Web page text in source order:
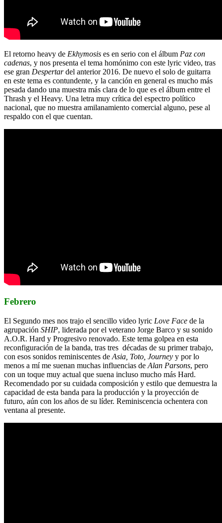
El retorno heavy de Ekhymosis es en serio con el álbum Paz con
cadenas, y nos presenta el tema homónimo con este lyric video, tras
ese gran Despertardel anterior 2016. De nuevo el solo de guitarra
en este tema es contundente, y la canción en general es mucho más
pesada dando una muestra más clara de lo que es el álbum entre el
Thrash y el Heavy. Una letra muy crítica del espectro político
nacional, que no muestra amilanamiento comercial alguno, pese al
respaldo con el que cuentan.
Febrero
El Segundo mes nos trajo el sencillo video lyric Love Face de la
agrupación SHIP, liderada por el veterano Jorge Barco y su sonido
A.O.R. Hard y Progresivo renovado. Este tema golpea en esta
reconfiguración de la banda, tras tres décadas de su primer trabajo,
con esos sonidos reminiscentes de Asia, Toto, Journey y por lo
menos a mí me suenan muchas influencias de Alan Parsons, pero
con un toque muy actual que suena incluso mucho más Hard.
Recomendado por su cuidada composición y estilo que demuestra la
capacidad de esta banda para la producción y la proyección de
futuro, aún con los años de su líder. Reminiscencia ochentera con
ventana al presente.